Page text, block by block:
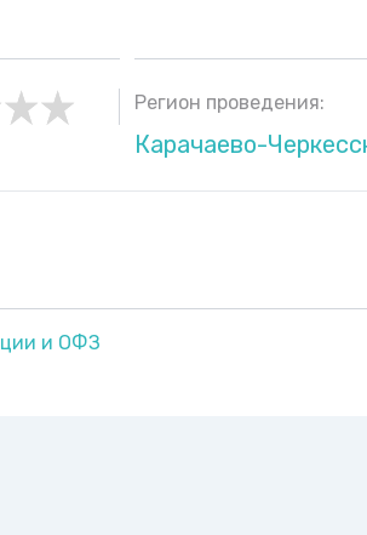
Регион проведения:
Карачаево-
и ОФЗ